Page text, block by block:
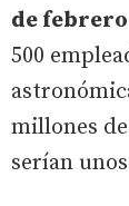
de febrero
500
millones
serían unos